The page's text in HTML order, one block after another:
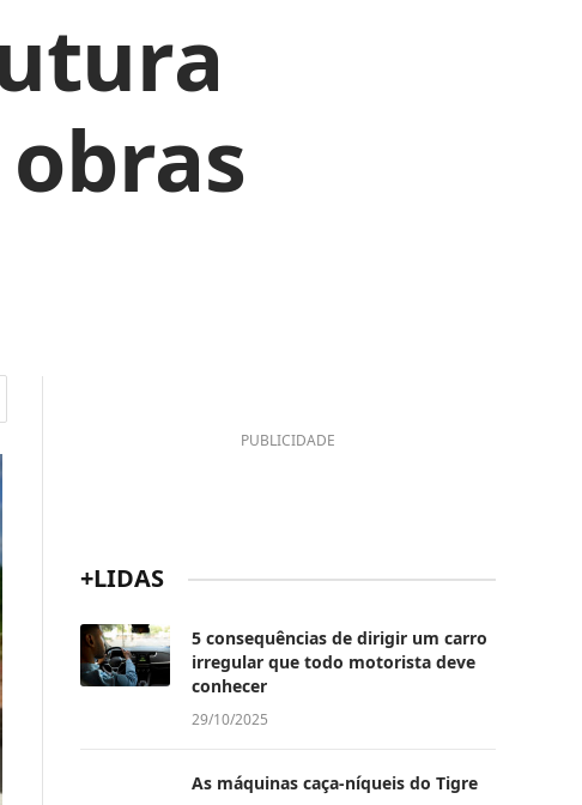
PUBLICIDADE
+LIDAS
5 consequências de dirigir um carro
irregular que todo motorista deve
conhecer
29/10/2025
As máquinas caça-níqueis do Tigre